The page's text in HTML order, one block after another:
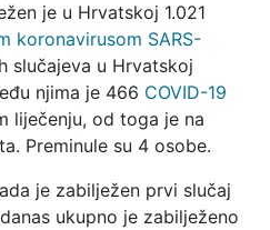
je u Hrvatskoj 1.021
koronavirusom SARS-
slučajeva u Hrvatskoj
njima je 466 COVID-19
liječenju, od toga je na
Preminule su 4 osobe.
je zabilježen prvi slučaj
ukupno je zabilježeno